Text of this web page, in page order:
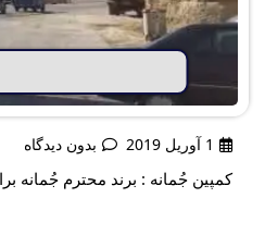
1 آوریل 2019 بدون دیدگاه
کمپین جُمانه : برند محترم